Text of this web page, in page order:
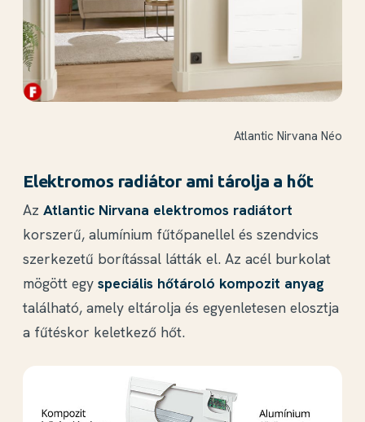
Atlantic Nirvana Néo
Elektromos radiátor ami tárolja a hőt
Az Atlantic Nirvana elektromos radiátort
korszerű, alumínium fűtőpanellel és szendvics
szerkezetű borítással látták el. Az acél burkolat
mögött egy speciális hőtároló kompozit anyag
található, amely eltárolja és egyenletesen elosztja
a fűtéskor keletkező hőt.